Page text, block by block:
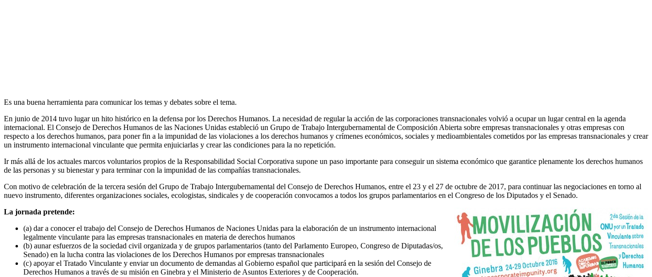
Es una buena herramienta para comunicar los temas y debates sobre el tema.
En junio de 2014 tuvo lugar un hito histórico en la defensa por los Derechos Humanos. La necesidad de regular la acción de las corporaciones transnacionales volvió a ocupar un lugar central en la agenda
internacional. El Consejo de Derechos Humanos de las Naciones Unidas estableció un Grupo de Trabajo Intergubernamental de Composición Abierta sobre empresas transnacionales y otras empresas con
respecto a los derechos humanos, para poner fin a la impunidad de las violaciones a los derechos humanos y crímenes económicos, sociales y medioambientales cometidos por las empresas transnacionales y crear
un instrumento internacional vinculante que permita enjuiciarlas y crear las condiciones para la no repetición.
Ir más allá de los actuales marcos voluntarios propios de la Responsabilidad Social Corporativa supone un paso importante para conseguir un sistema económico que garantice plenamente los derechos humanos
de las personas y su bienestar y para terminar con la impunidad de las compañías transnacionales.
Con motivo de celebración de la tercera sesión del Grupo de Trabajo Intergubernamental del Consejo de Derechos Humanos, entre el 23 y el 27 de octubre de 2017, para continuar las negociaciones en torno al
nuevo instrumento, diferentes organizaciones sociales, ecologistas, sindicales y de cooperación convocamos a todos los grupos parlamentarios en el Congreso de los Diputados y el Senado.
La jornada pretende:
(a) dar a conocer el trabajo del Consejo de Derechos Humanos de Naciones Unidas para la elaboración de un instrumento internacional
legalmente vinculante para las empresas transnacionales en materia de derechos humanos
(b) aunar esfuerzos de la sociedad civil organizada y de grupos parlamentarios (tanto del Parlamento Europeo, Congreso de Diputadas/os,
Senado) en la lucha contra las violaciones de los Derechos Humanos por empresas transnacionales
(c) apoyar el Tratado Vinculante y enviar un documento de demandas al Gobierno español que participará en la sesión del Consejo de
Derechos Humanos a través de su misión en Ginebra y el Ministerio de Asuntos Exteriores y de Cooperación.